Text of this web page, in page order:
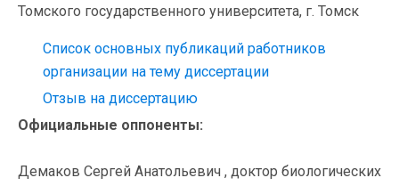
Томского государственного университета, г. Томск
Список основных публикаций работников
организации на тему диссертации
Отзыв на диссертацию
Официальные оппоненты:
Демаков Сергей Анатольевич , доктор биологических